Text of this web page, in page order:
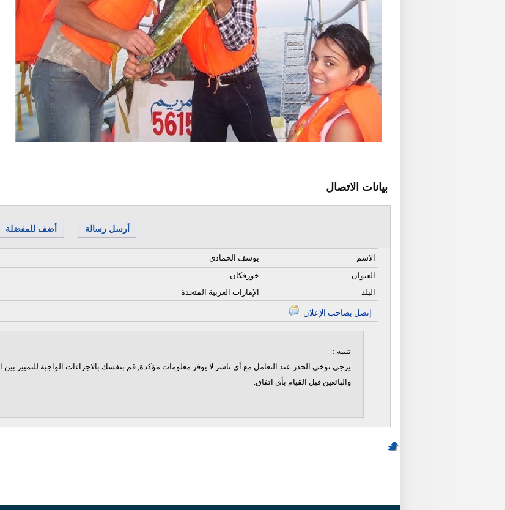
بيانات الاتصال
أضف للمفضلة أرسل رسالة
يوسف الحمادي
الاسم
خورفكان
العنوان
الإمارات العربية المتحدة
البلد
تنبيه :
يرجى توخي الحذر عند التعامل مع أي ناشر لا يوفر معلومات مؤكدة, قم بنفسك بالاجراءات الواجبة للتمييز بين
والبائعين قبل القيام بأي اتفاق.